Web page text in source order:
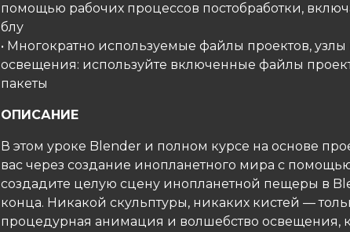
помощью рабочих процессов постобработки,
блу
• Многократно используемые файлы проектов,
освещения: используйте включенные файлы
пакеты
ОПИСАНИЕ
В этом уроке Blender и полном курсе на основе
вас через создание инопланетного мира с
создадите целую сцену инопланетной пещеры в
конца. Никакой скульптуры, никаких кистей —
процедурная анимация и волшебство освещения,